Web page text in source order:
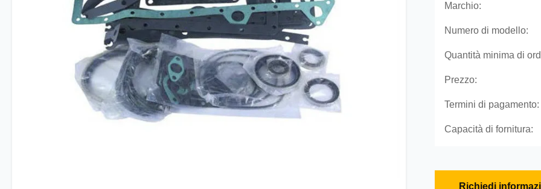
Marchio:
Numero di modello:
Quantità minima di
Prezzo:
Termini di pagamento:
Capacità di fornitura:
Richiedi